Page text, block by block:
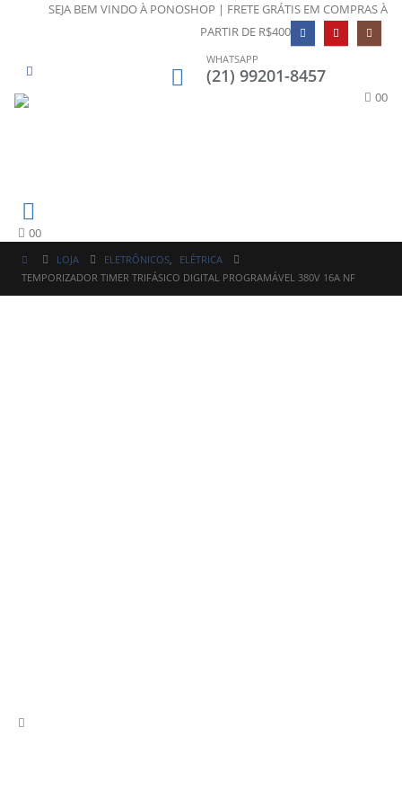
SEJA BEM VINDO À PONOSHOP | FRETE GRÁTIS EM COMPRAS À
PARTIR DE R$400
WHATSAPP
(21) 99201-8457
00
00
LOJA ELETRÔNICOS,
ELÉTRICA
TEMPORIZADOR TIMER TRIFÁSICO DIGITAL PROGRAMÁVEL 380V 16A NF